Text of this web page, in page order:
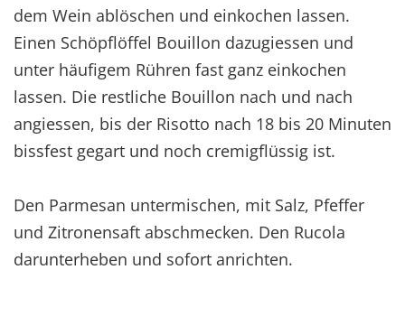
dem Wein ablöschen und einkochen lassen.
Einen Schöpflöffel Bouillon dazugiessen und
unter häufigem Rühren fast ganz einkochen
lassen. Die restliche Bouillon nach und nach
angiessen, bis der Risotto nach 18 bis 20 Minuten
bissfest gegart und noch cremigflüssig ist.
Den Parmesan untermischen, mit Salz, Pfeffer
und Zitronensaft abschmecken. Den Rucola
darunterheben und sofort anrichten.